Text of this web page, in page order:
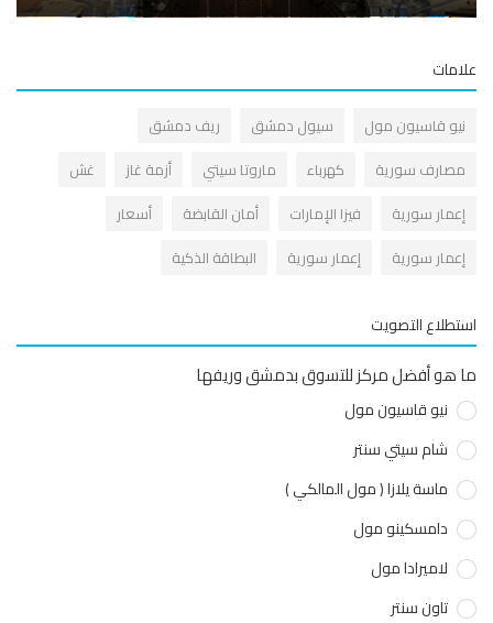
قاسيون مول سيول دمشق
ريف دمشق
سورية
كهرباء ماروتا سيتي أزمة غاز
سورية
فيزا الإمارات أمان القابضة
أسعار
سورية
إعمار سورية البطاقة الذكية
التصويت
أفضل مركز للتسوق بدمشق وريفها
نيو قاسيون مول
شام سيتي سنتر
ماسة يلازا ( مول المالكي )
دامسكينو مول
لاميرادا مول
تاون سنتر